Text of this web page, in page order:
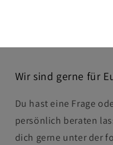
Wir sind gerne für
Du hast eine Frage
persönlich beraten
dich gerne unter der